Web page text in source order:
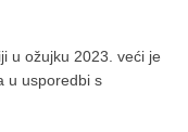
u ožujku 2023. veći je
u usporedbi s